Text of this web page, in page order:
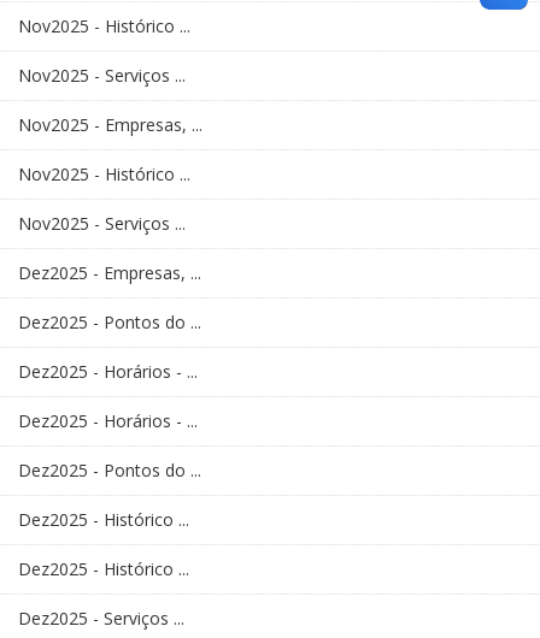
Nov2025 - Histórico ...
Nov2025 - Serviços ...
Nov2025 - Empresas, ...
Nov2025 - Histórico ...
Nov2025 - Serviços ...
Dez2025 - Empresas, ...
Dez2025 - Pontos do ...
Dez2025 - Horários - ...
Dez2025 - Horários - ...
Dez2025 - Pontos do ...
Dez2025 - Histórico ...
Dez2025 - Histórico ...
Dez2025 - Serviços ...